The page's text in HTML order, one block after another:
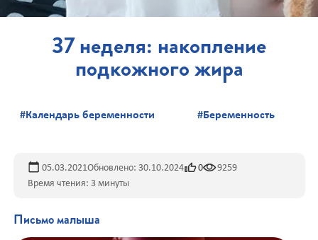
37 неделя: накопление
подкожного жира
#Календарь беременности #Беременность
05.03.2021Обновлено: 30.10.2024 0
9259
Время чтения: 3 минуты
Письмо малыша